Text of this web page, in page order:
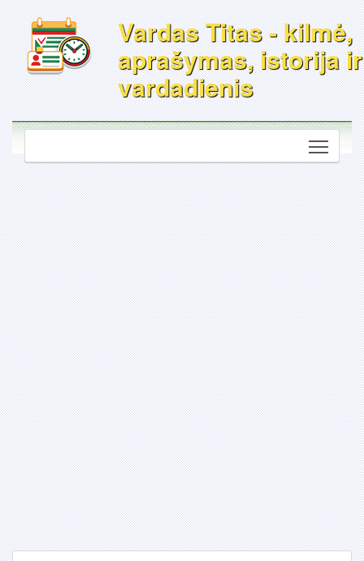
Vardas Titas - kilmė,
aprašymas, istorija ir
vardadienis